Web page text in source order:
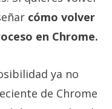
cómo volver
en Chrome.
ya no
de Chrome